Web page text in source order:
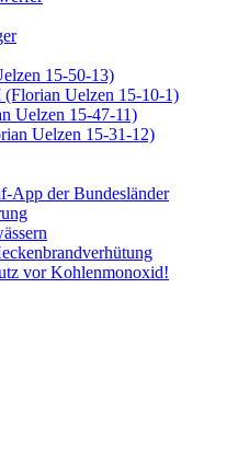
15-50-13)
Uelzen 15-10-1)
Uelzen 15-47-11)
Uelzen 15-31-12)
App der Bundesländer
vor Kohlenmonoxid!